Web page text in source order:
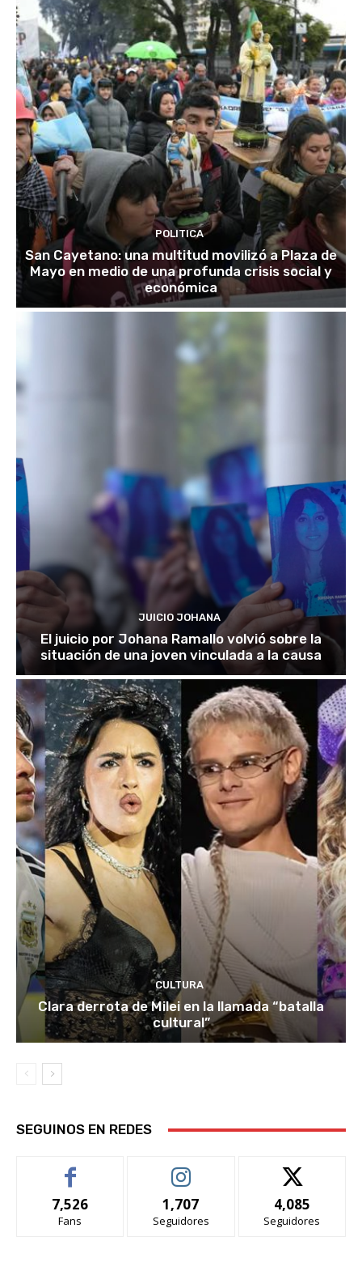
POLITICA
San Cayetano: una multitud movilizó a Plaza de
Mayo en medio de una profunda crisis social y
económica
JUICIO JOHANA
El juicio por Johana Ramallo volvió sobre la
situación de una joven vinculada a la causa
CULTURA
Clara derrota de Milei en la llamada “batalla
cultural”
SEGUINOS EN REDES
7,526
Fans
1,707
Seguidores
4,085
Seguidores